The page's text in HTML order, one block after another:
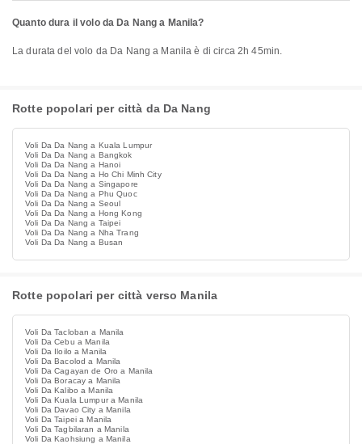
Quanto dura il volo da Da Nang a Manila?
La durata del volo da Da Nang a Manila è di circa 2h 45min.
Rotte popolari per città da Da Nang
Voli Da Da Nang a Kuala Lumpur
Voli Da Da Nang a Bangkok
Voli Da Da Nang a Hanoi
Voli Da Da Nang a Ho Chi Minh City
Voli Da Da Nang a Singapore
Voli Da Da Nang a Phu Quoc
Voli Da Da Nang a Seoul
Voli Da Da Nang a Hong Kong
Voli Da Da Nang a Taipei
Voli Da Da Nang a Nha Trang
Voli Da Da Nang a Busan
Rotte popolari per città verso Manila
Voli Da Tacloban a Manila
Voli Da Cebu a Manila
Voli Da Iloilo a Manila
Voli Da Bacolod a Manila
Voli Da Cagayan de Oro a Manila
Voli Da Boracay a Manila
Voli Da Kalibo a Manila
Voli Da Kuala Lumpur a Manila
Voli Da Davao City a Manila
Voli Da Taipei a Manila
Voli Da Tagbilaran a Manila
Voli Da Kaohsiung a Manila